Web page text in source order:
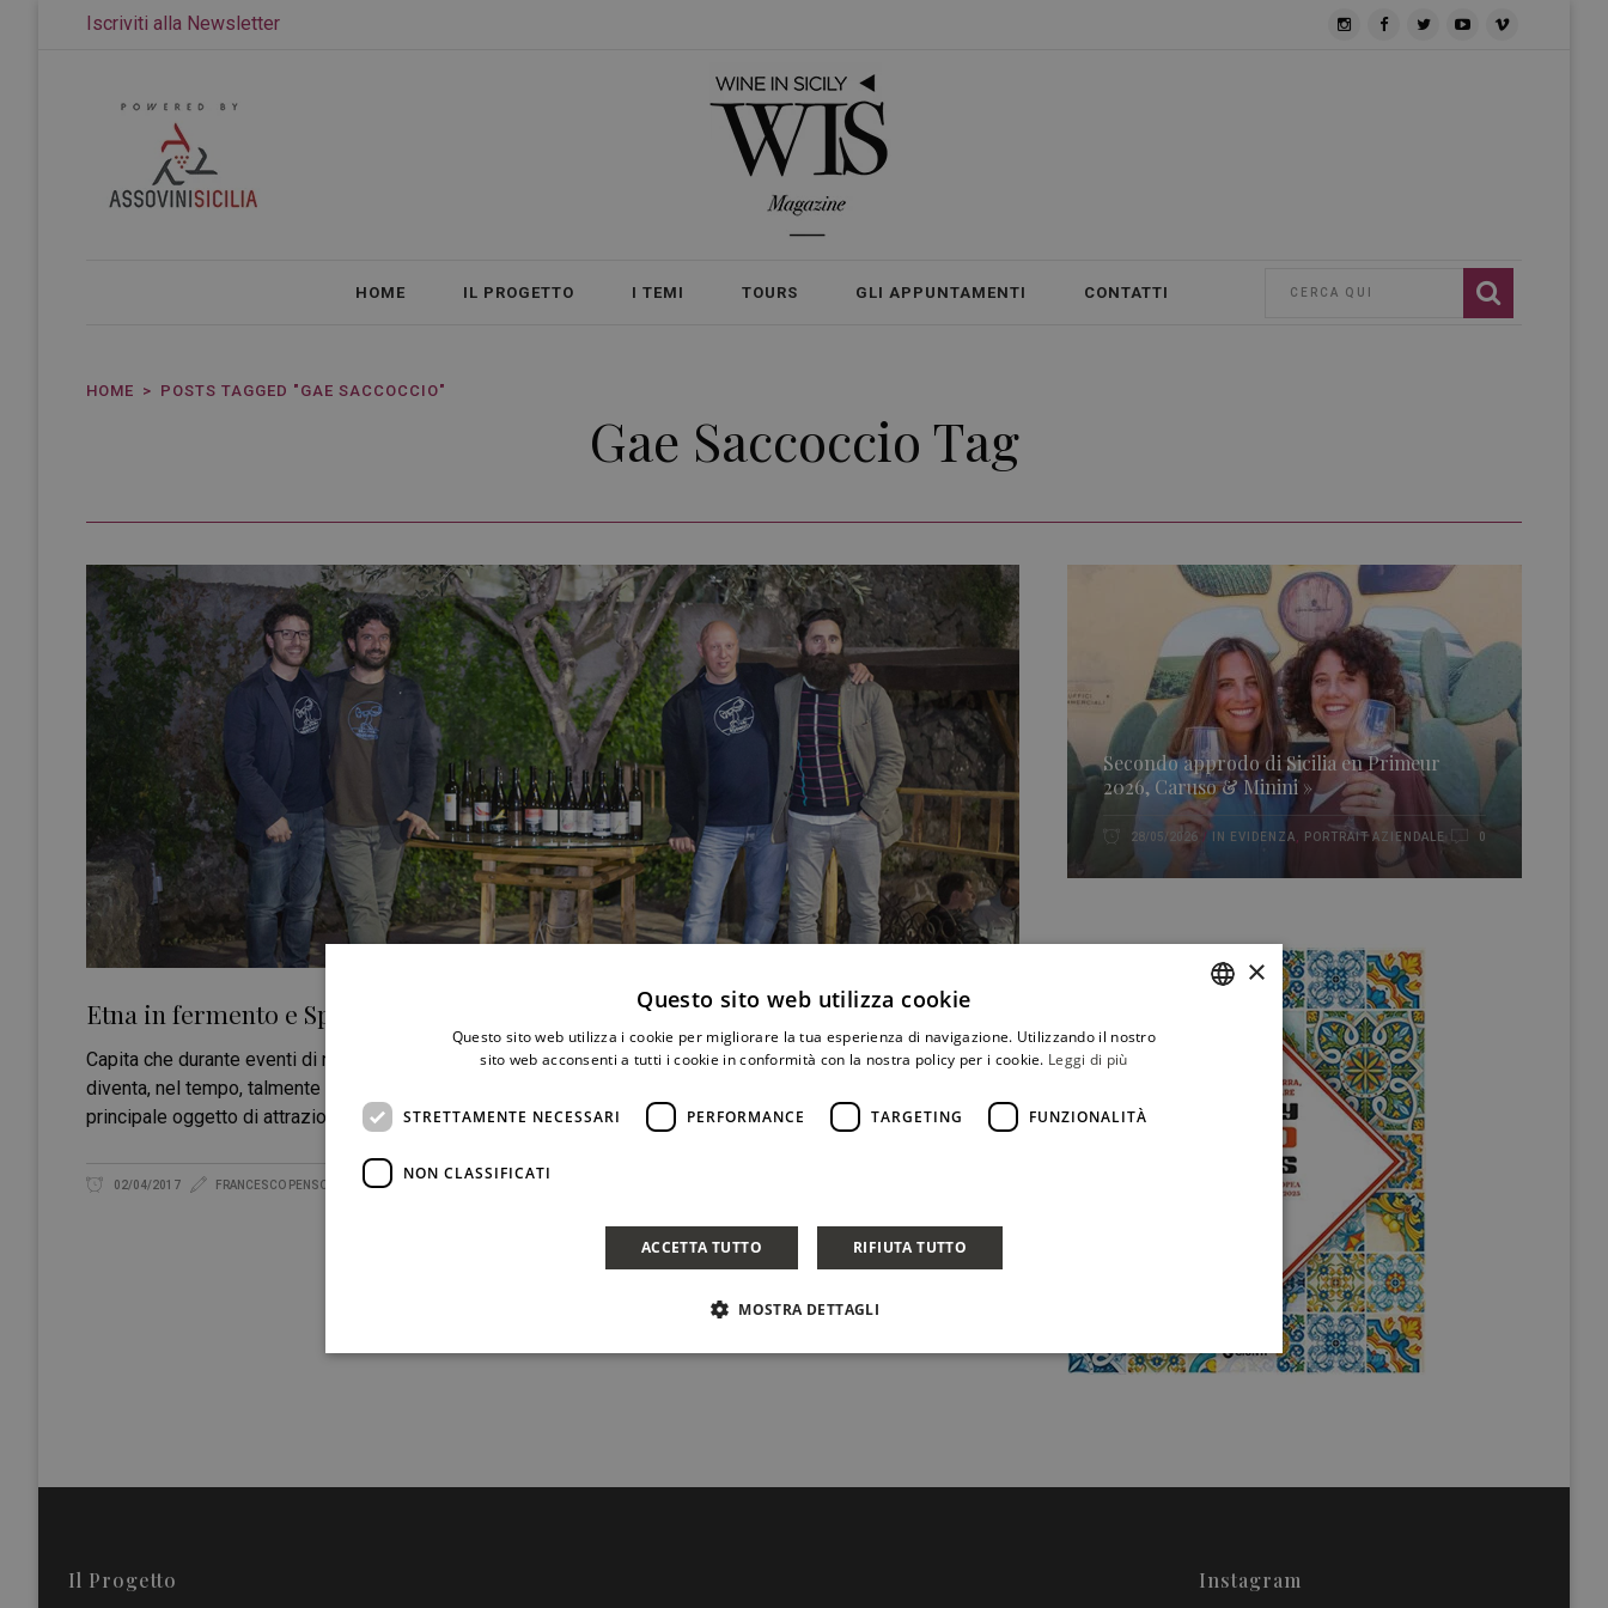
Iscriviti alla Newsletter
HOME IL PROGETTO I TEMI TOURS GLI APPUNTAMENTI CONTATTI
HOME POSTS TAGGED "GAE SACCOCCIO"
Gae Saccoccio Tag
Etna in fermento e Spumanti a pioggia. La metamorfosi sotto gli occhi
Capita che durante eventi di notevole importanza mediatica attecchiscano dei sotto-eventi il cui peso specifico
diventa, nel tempo, talmente rilevante da fungere anzitutto da moltiplicatore del primo, successivamente da
principale oggetto di attrazione. Non sarebbe la prima volta e le ragioni ci sono. Sondarle è materia
02/04/2017 FRANCESCO PENSOVECCHIO
Secondo approdo di Sicilia en Primeur
2026, Caruso & Minini »
28/05/2026 IN EVIDENZA PORTRAIT AZIENDALE 0
Il Progetto Instagram
×
Questo sito web utilizza cookie
Questo sito web utilizza i cookie per migliorare la tua esperienza di navigazione. Utilizzando il nostro
sito web acconsenti a tutti i cookie in conformità con la nostra policy per i cookie. Leggi di più
STRETTAMENTE NECESSARI PERFORMANCE TARGETING FUNZIONALITÀ
NON CLASSIFICATI
ACCETTA TUTTO RIFIUTA TUTTO
MOSTRA DETTAGLI